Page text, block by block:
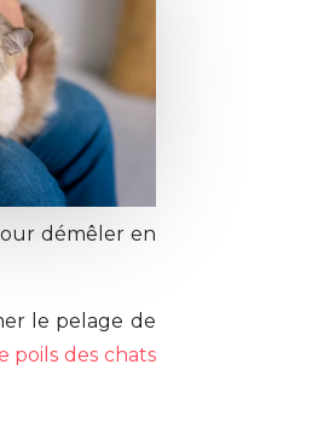
démêler en
le pelage de
poils des chats